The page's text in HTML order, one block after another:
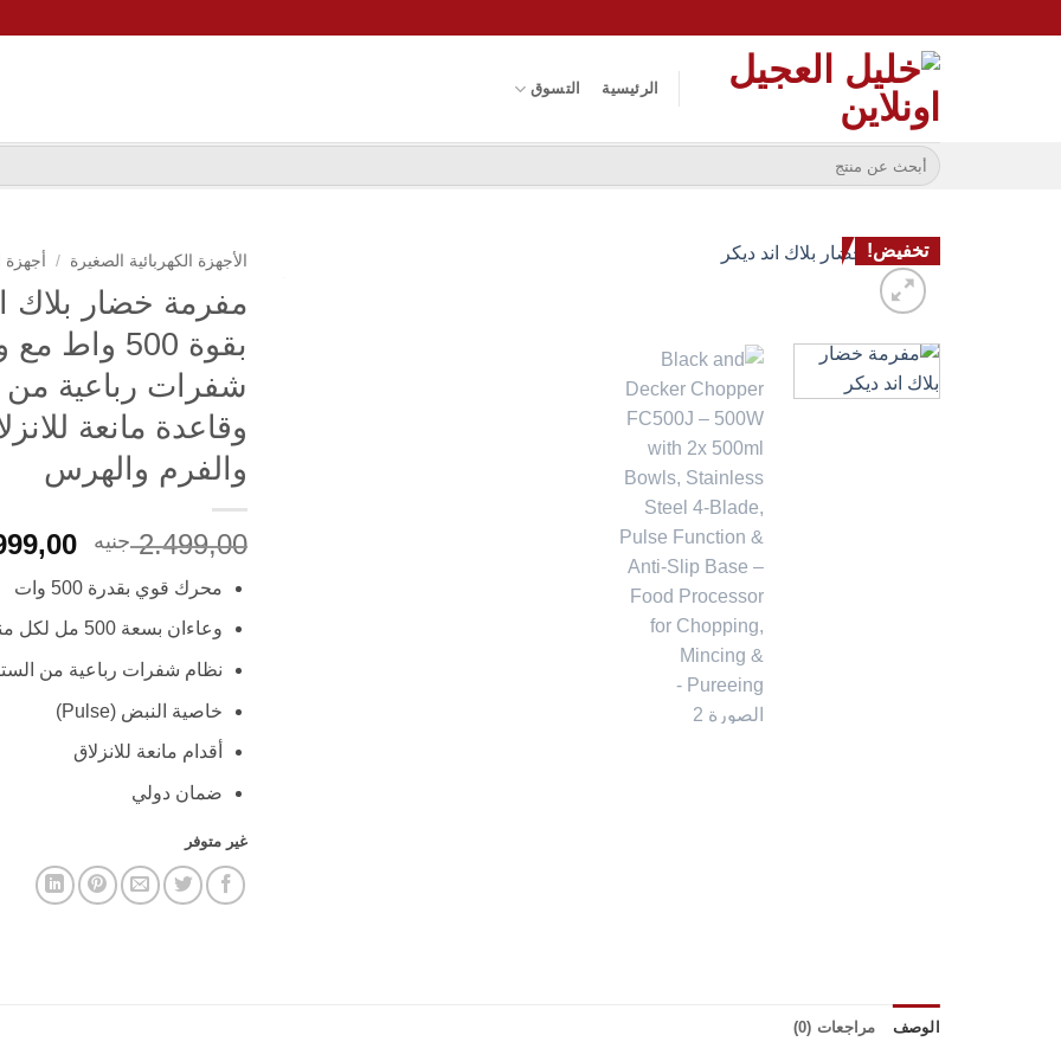
الرئيسية التسوق
البحث
عن:
تخفيض!
الأجهزة الكهربائية الصغيرة /
شفرات رباعية من
وقاعدة مانعة
والفرم والهرس
2.499,00 جنيه
السعر
الأصلي
هو:
EGP.
محرك قوي بقدرة 500 وات
وعاءان بسعة 500 مل لكل منهما
نظام شفرات رباعية من
خاصية النبض (Pulse)
أقدام مانعة للانزلاق
ضمان دولي
غير متوفر
الوصف مراجعات (0)